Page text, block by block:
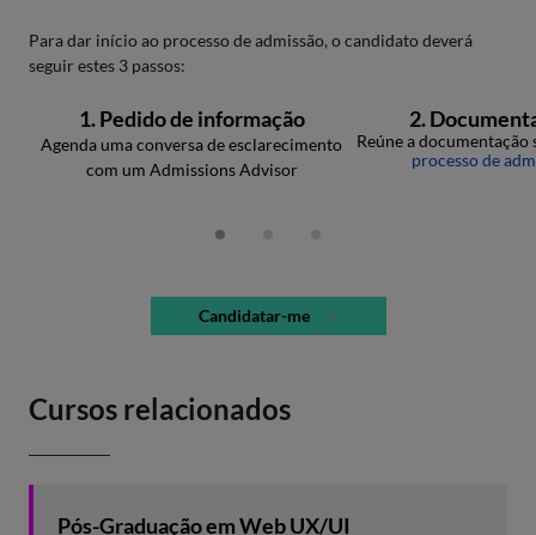
Para dar início ao processo de admissão, o candidato deverá
seguir estes 3 passos:
1. Pedido de informação
Agenda uma conversa de esclarecimento
com um Admissions Advisor
2.
Reúne a
processo de
Candidatar-me
Cursos relacionados
Pós-Graduação em Web UX/UI